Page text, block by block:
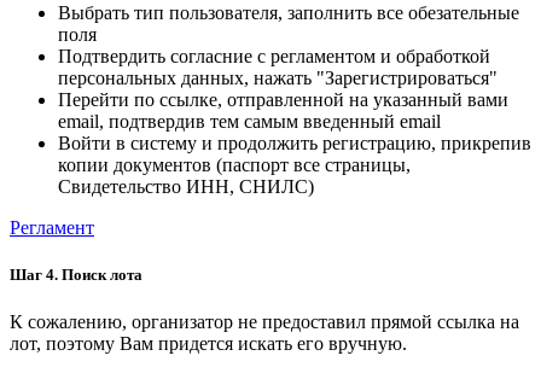
Выбрать тип пользователя, заполнить все обезательные
поля
Подтвердить согласние с регламентом и обработкой
персональных данных, нажать "Зарегистрироваться"
Перейти по ссылке, отправленной на указанный вами
email, подтвердив тем самым введенный email
Войти в систему и продолжить регистрацию, прикрепив
копии документов (паспорт все страницы,
Свидетельство ИНН, СНИЛС)
Регламент
Шаг 4. Поиск лота
К сожалению, организатор не предоставил прямой ссылка на
лот, поэтому Вам придется искать его вручную.